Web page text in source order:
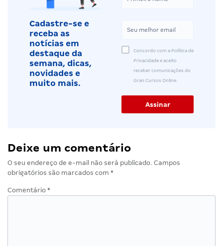
Cadastre-se e
receba as
notícias em
destaque da
semana, dicas,
novidades e
muito mais.
Concordo com a Política de
Privacidade e aceito
receber comunicações do
Gran Cursos Online.
Deixe um comentário
O seu endereço de e-mail não será publicado. Campos
obrigatórios são marcados com *
Comentário *